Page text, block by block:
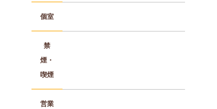
個室
禁
煙・
喫煙
営業